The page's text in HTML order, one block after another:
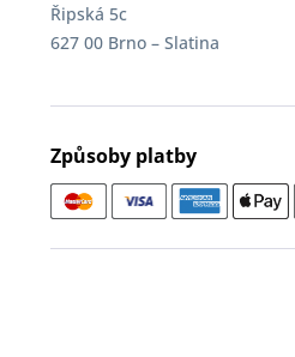
Řipská 5c
627 00 Brno – Slatina
Způsoby platby